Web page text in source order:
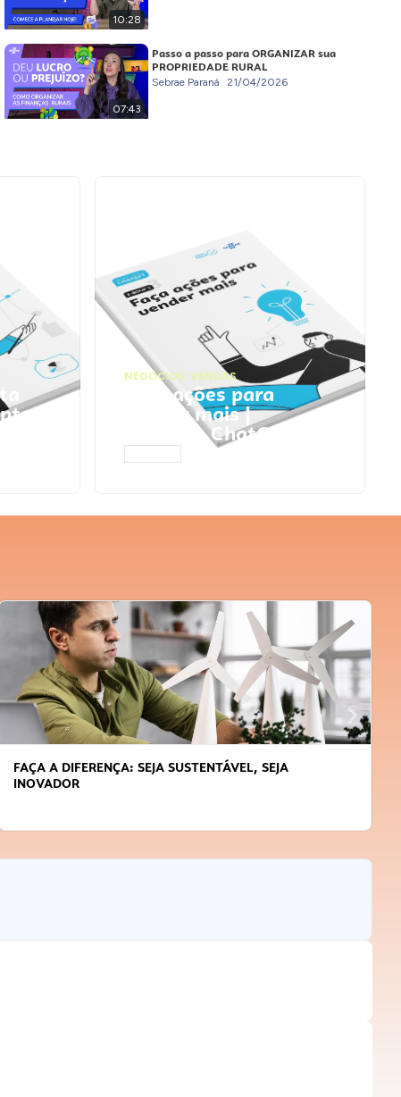
10:28
07:43
Passo a passo para ORGANIZAR sua
PROPRIEDADE RURAL
Sebrae Paraná 21/04/2026
NEGÓCIOS, VENDAS
Faça ações para
vender mais |
Prompts ChatGPT
FAÇA A DIFERENÇA: SEJA SUSTENTÁVEL, SEJA
INOVADOR